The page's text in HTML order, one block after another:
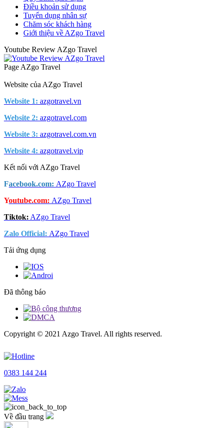
Điều khoản sử dụng
Tuyển dụng nhân sự
Chăm sóc khách hàng
Giới thiệu về AZgo Travel
Youtube Review AZgo Travel
Page AZgo Travel
Website của AZgo Travel
Website 1: azgotravel.vn
Website 2: azgotravel.com
Website 3: azgotravel.com.vn
Website 4: azgotravel.vip
Kết nối với AZgo Travel
Facebook.com: AZgo Travel
Youtube.com: AZgo Travel
Tiktok: AZgo Travel
Zalo Official: AZgo Travel
Tải ứng dụng
Đã thông báo
Copyright © 2021 Azgo Travel. All rights reserved.
0383 144 244
Về đầu trang